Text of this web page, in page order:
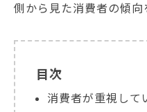
側から見た消費者の傾向
目次
消費者が重視して